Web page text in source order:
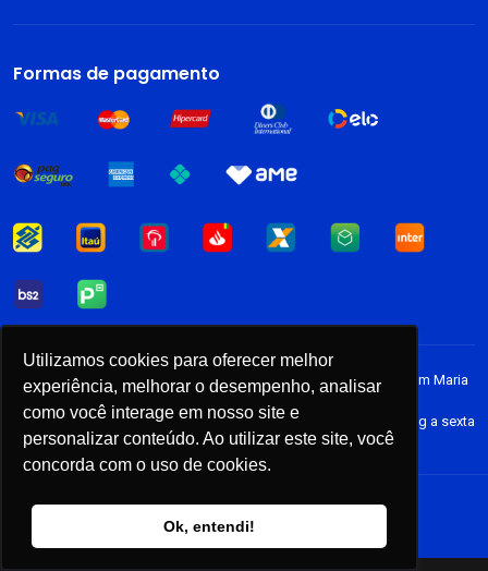
Utilizamos cookies para oferecer melhor
experiência, melhorar o desempenho, analisar
como você interage em nosso site e
personalizar conteúdo. Ao utilizar este site, você
concorda com o uso de cookies.
Ok, entendi!
Formas de pagamento
Rod. Pres. Castello Branco, 11.100 - Km 30,5 P36 Anexo 16 - Jardim Maria
Cristina, Barueri - SP, 06421-400 CNPJ: 17.285.159/0003-64 - SAC:
atendimento@darksidebooks.com • Horário de atendimento: Seg a sexta
das 9h às 18h
Powered by